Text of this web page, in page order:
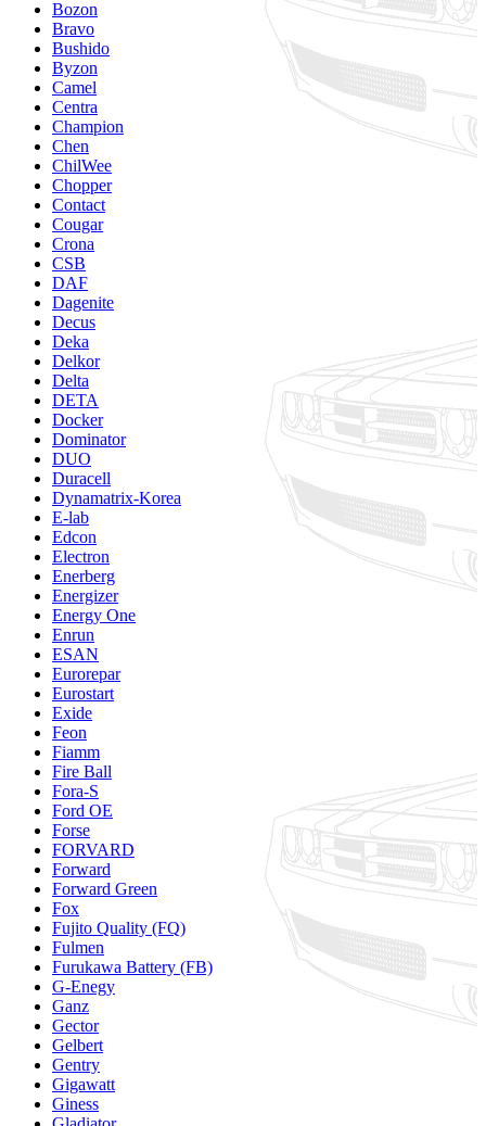
Bozon
Bravo
Bushido
Byzon
Camel
Centra
Champion
Chen
ChilWee
Chopper
Contact
Cougar
Crona
CSB
DAF
Dagenite
Decus
Deka
Delkor
Delta
DETA
Docker
Dominator
DUO
Duracell
Dynamatrix-Korea
E-lab
Edcon
Electron
Enerberg
Energizer
Energy One
Enrun
ESAN
Eurorepar
Eurostart
Exide
Feon
Fiamm
Fire Ball
Fora-S
Ford OE
Forse
FORVARD
Forward
Forward Green
Fox
Fujito Quality (FQ)
Fulmen
Furukawa Battery (FB)
G-Enegy
Ganz
Gector
Gelbert
Gentry
Gigawatt
Giness